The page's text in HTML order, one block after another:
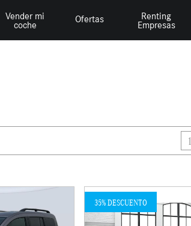
Vender mi
coche
Ofertas Renting
Empresas
1
35% DESCUENTO